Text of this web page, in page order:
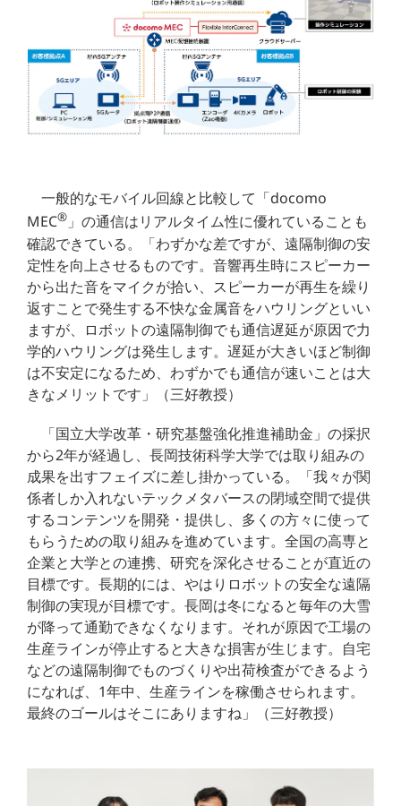
一般的なモバイル回線と比較して「docomo
MEC® 」の通信はリアルタイム性に優れていることも
確認できている。「わずかな差ですが、遠隔制御の安
定性を向上させるものです。音響再生時にスピーカー
から出た音をマイクが拾い、スピーカーが再生を繰り
返すことで発生する不快な金属音をハウリングといい
ますが、ロボットの遠隔制御でも通信遅延が原因で力
学的ハウリングは発生します。遅延が大きいほど制御
は不安定になるため、わずかでも通信が速いことは大
きなメリットです」（三好教授）
「国立大学改革・研究基盤強化推進補助金」の採択
から2年が経過し、長岡技術科学大学では取り組みの
成果を出すフェイズに差し掛かっている。「我々が関
係者しか入れないテックメタバースの閉域空間で提供
するコンテンツを開発・提供し、多くの方々に使って
もらうための取り組みを進めています。全国の高専と
企業と大学との連携、研究を深化させることが直近の
目標です。長期的には、やはりロボットの安全な遠隔
制御の実現が目標です。長岡は冬になると毎年の大雪
が降って通勤できなくなります。それが原因で工場の
生産ラインが停止すると大きな損害が生じます。自宅
などの遠隔制御でものづくりや出荷検査ができるよう
になれば、1年中、生産ラインを稼働させられます。
最終のゴールはそこにありますね」（三好教授）